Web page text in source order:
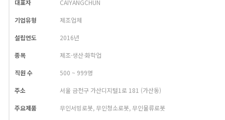
대표자 CAIYANGCHUN
기업유형 제조업체
설립연도 2016년
종목 제조·생산·화학업
직원 수 500 ~ 999명
주소 서울 금천구 가산디지털1로 181 (가산동)
주요제품 무인서빙로봇, 무인청소로봇, 무인물류로봇